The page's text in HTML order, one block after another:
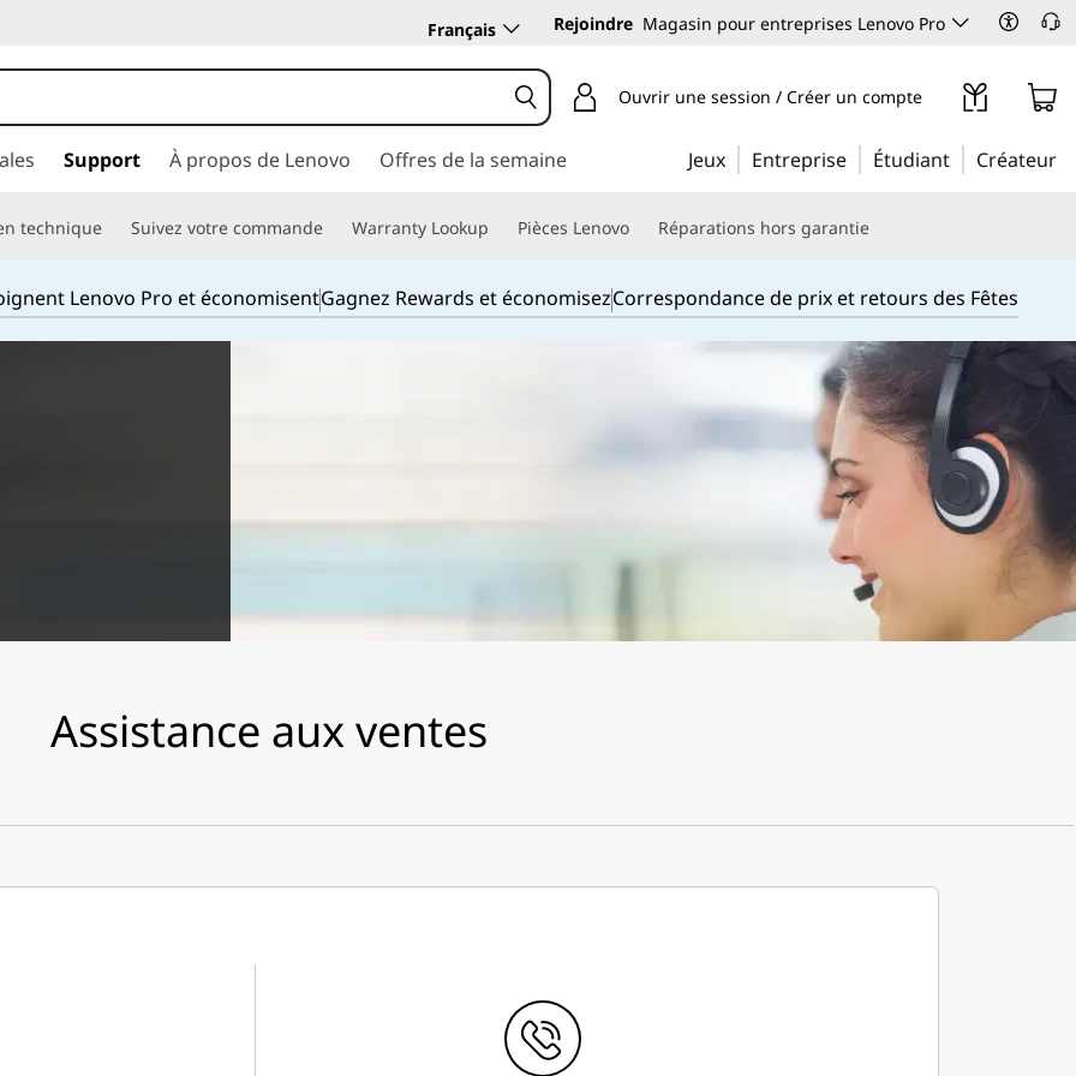
Français Rejoindre Magasin pour entreprises Lenovo Pro
Ouvrir une session / Créer un compte
Support À propos de Lenovo Offres de la semaine Jeux Entreprise Étudiant Créateur
technique Suivez votre commande Warranty Lookup Pièces Lenovo Réparations hors garantie
Lenovo Pro et économisentGagnez Rewards et économisezCorrespondance de prix et retours des Fêtes
Assistance aux ventes